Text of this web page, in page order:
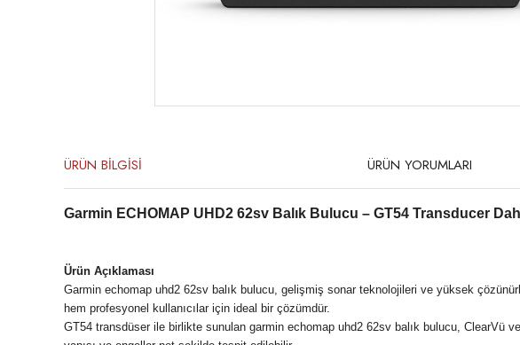
ÜRÜN BİLGİSİ ÜRÜN YORUMLARI
Garmin ECHOMAP UHD2 62sv Balık Bulucu – GT54 Transducer
Ürün Açıklaması
Garmin echomap uhd2 62sv balık bulucu, gelişmiş sonar teknolojileri ve yüksek
hem profesyonel kullanıcılar için ideal bir çözümdür.
GT54 transdüser ile birlikte sunulan garmin echomap uhd2 62sv balık bulucu, ClearVü